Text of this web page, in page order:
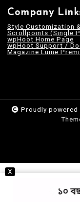
Company
Style Customization
Scrollpoints (Single
wpHoot Home Page
wpHoot Support /
Magazine Lume
Proudly powered
X